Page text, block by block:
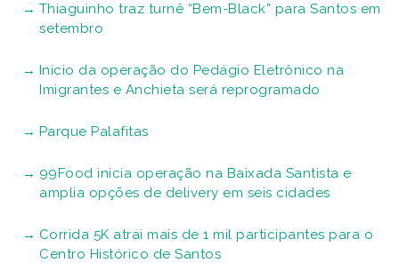
Thiaguinho traz turnê “Bem-Black” para Santos em
setembro
Início da operação do Pedágio Eletrônico na
Imigrantes e Anchieta será reprogramado
Parque Palafitas
99Food inicia operação na Baixada Santista e
amplia opções de delivery em seis cidades
Corrida 5K atrai mais de 1 mil participantes para o
Centro Histórico de Santos